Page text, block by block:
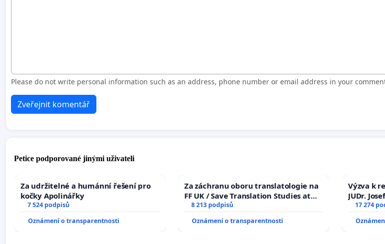
Please do not write personal information such as an address, phone number or email address in your
Zveřejnit komentář
Petice podporované jinými uživateli
Za udržitelné a humánní řešení pro
kočky Apolinářky
7 524 podpisů
Oznámení o transparentnosti
Za záchranu oboru translatologie na
FF UK / Save Translation Studies at
the Faculty of Arts, Charles
8 213 podpisů
Oznámení o transparentnosti
Výzva k
JUDr.
ve
17 274